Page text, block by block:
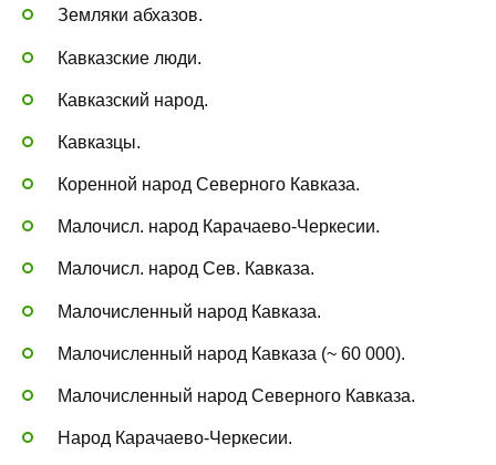
Земляки абхазов.
Кавказские люди.
Кавказский народ.
Кавказцы.
Коренной народ Северного Кавказа.
Малочисл. народ Карачаево-Черкесии.
Малочисл. народ Сев. Кавказа.
Малочисленный народ Кавказа.
Малочисленный народ Кавказа (~ 60 000).
Малочисленный народ Северного Кавказа.
Народ Карачаево-Черкесии.